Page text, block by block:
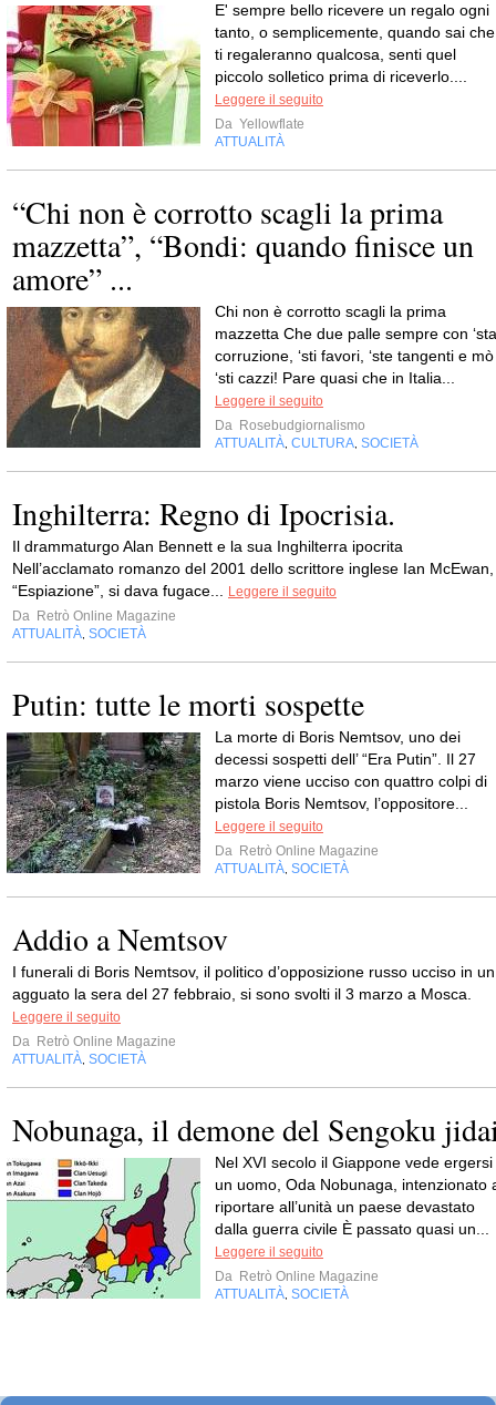
E' sempre bello ricevere un regalo ogni
tanto, o semplicemente, quando sai che
ti regaleranno qualcosa, senti quel
piccolo solletico prima di riceverlo....
Leggere il seguito
Da Yellowflate
ATTUALITÀ
“Chi non è corrotto scagli la prima
mazzetta”, “Bondi: quando finisce un
amore” ...
Chi non è corrotto scagli la prima
mazzetta Che due palle sempre con ‘sta
corruzione, ‘sti favori, ‘ste tangenti e mò
‘sti cazzi! Pare quasi che in Italia...
Leggere il seguito
Da Rosebudgiornalismo
ATTUALITÀ, CULTURA, SOCIETÀ
Inghilterra: Regno di Ipocrisia.
Il drammaturgo Alan Bennett e la sua Inghilterra ipocrita
Nell’acclamato romanzo del 2001 dello scrittore inglese Ian McEwan,
“Espiazione”, si dava fugace... Leggere il seguito
Da Retrò Online Magazine
ATTUALITÀ, SOCIETÀ
Putin: tutte le morti sospette
La morte di Boris Nemtsov, uno dei
decessi sospetti dell’ “Era Putin”. Il 27
marzo viene ucciso con quattro colpi di
pistola Boris Nemtsov, l’oppositore...
Leggere il seguito
Da Retrò Online Magazine
ATTUALITÀ, SOCIETÀ
Addio a Nemtsov
I funerali di Boris Nemtsov, il politico d’opposizione russo ucciso in un
agguato la sera del 27 febbraio, si sono svolti il 3 marzo a Mosca.
Leggere il seguito
Da Retrò Online Magazine
ATTUALITÀ, SOCIETÀ
Nobunaga, il demone del Sengoku
Nel XVI secolo il Giappone vede ergersi
un uomo, Oda Nobunaga, intenzionato
riportare all’unità un paese devastato
dalla guerra civile È passato quasi un...
Leggere il seguito
Da Retrò Online Magazine
ATTUALITÀ, SOCIETÀ